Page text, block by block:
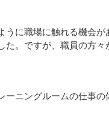
うに職場に触れる機会が
。ですが、職員の方々
ニングルームの仕事の